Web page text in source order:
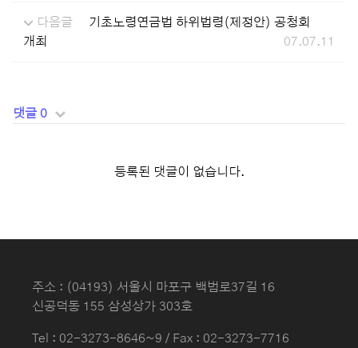
다음글
기초노령연금법 하위법령(제정안) 공청회
개최
07.07.11
댓글 0
등록된 댓글이 없습니다.
주소 : (04193) 서울시 마포구 백범로37길 16
신공덕동 155 삼성상가 303호
Tel : 02-3273-8646~9 / Fax : 02-3273-7716